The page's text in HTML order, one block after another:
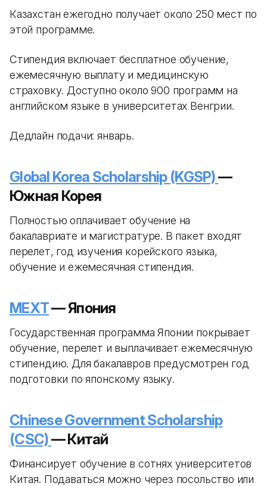
Казахстан ежегодно получает около 250 мест по
этой программе.
Стипендия включает бесплатное обучение,
ежемесячную выплату и медицинскую
страховку. Доступно около 900 программ на
английском языке в университетах Венгрии.
Дедлайн подачи: январь.
Global Korea Scholarship (KGSP)—
Южная Корея
Полностью оплачивает обучение на
бакалавриате и магистратуре. В пакет входят
перелет, год изучения корейского языка,
обучение и ежемесячная стипендия.
MEXT— Япония
Государственная программа Японии покрывает
обучение, перелет и выплачивает ежемесячную
стипендию. Для бакалавров предусмотрен год
подготовки по японскому языку.
Chinese Government Scholarship
(CSC)— Китай
Финансирует обучение в сотнях университетов
Китая. Подаваться можно через посольство или